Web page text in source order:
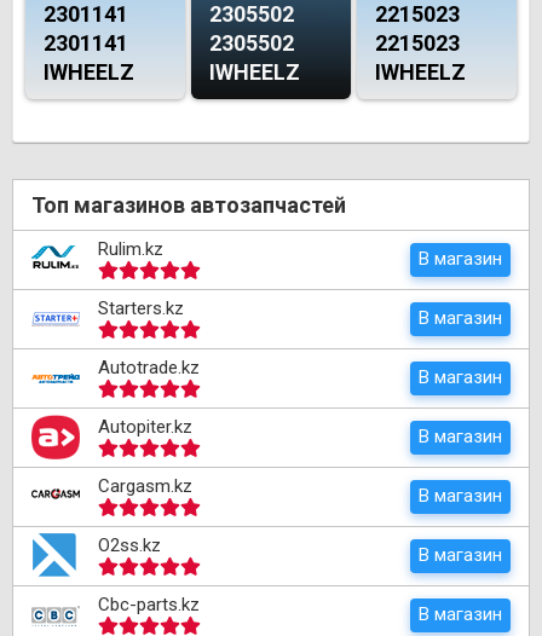
2301141
2301141
IWHEELZ
2305502
2305502
IWHEELZ
2215023
2215023
IWHEELZ
Топ магазинов автозапчастей
Rulim.kz В магазин
Starters.kz В магазин
Autotrade.kz В магазин
Autopiter.kz В магазин
Cargasm.kz В магазин
O2ss.kz В магазин
Cbc-parts.kz В магазин